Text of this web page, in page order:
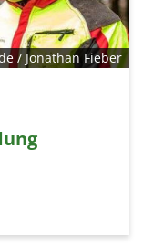
/ Jonathan Fieber